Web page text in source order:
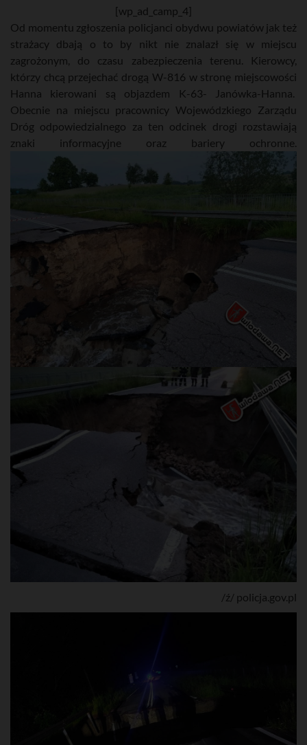
[wp_ad_camp_4]
Od momentu zgłoszenia policjanci obydwu powiatów jak też
strażacy dbają o to by nikt nie znalazł się w miejscu
zagrożonym, do czasu zabezpieczenia terenu. Kierowcy,
którzy chcą przejechać drogą W-816 w stronę miejscowości
Hanna kierowani są objazdem K-63- Janówka-Hanna.
Obecnie na miejscu pracownicy Wojewódzkiego Zarządu
Dróg odpowiedzialnego za ten odcinek drogi rozstawiają
znaki informacyjne oraz bariery ochronne.
/ź/ policja.gov.pl